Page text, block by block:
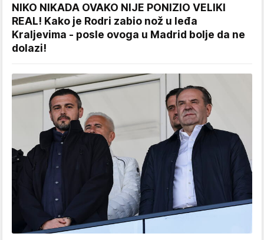
NIKO NIKADA OVAKO NIJE PONIZIO VELIKI
REAL! Kako je Rodri zabio nož u leđa
Kraljevima - posle ovoga u Madrid bolje da ne
dolazi!